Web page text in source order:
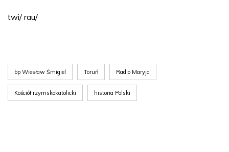
twi/ rau/
bp Wiesław Śmigiel Toruń Radio Maryja
Kościół rzymskokatolicki historia Polski